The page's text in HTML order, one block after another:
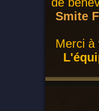
de
Smite
Merci à